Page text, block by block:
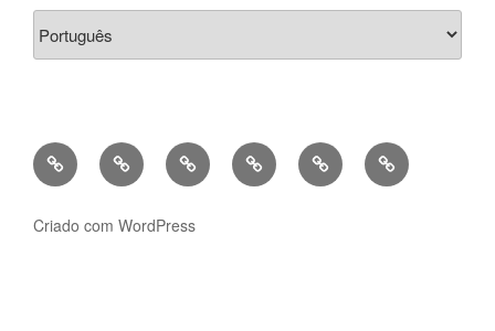
um
Bio Criações/Works
Projetos
Pedagógicos/teaching
Contactos/Contacts
PortuguêsEnglish
Criado com WordPress